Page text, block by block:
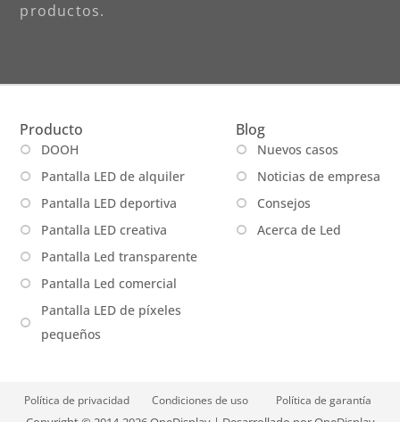
productos.
Producto
DOOH
Pantalla LED de alquiler
Pantalla LED deportiva
Pantalla LED creativa
Pantalla Led transparente
Pantalla Led comercial
Pantalla LED de píxeles
pequeños
Blog
Nuevos casos
Noticias de empresa
Consejos
Acerca de Led
Política de privacidad Condiciones de uso Política de garantía